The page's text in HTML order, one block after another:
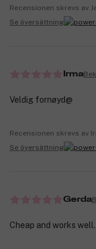
Recensionen skrevs av
Se översättning
Irma
Veldig fornøyd@
Recensionen skrevs av
Se översättning
Gerda
Cheap and works well.